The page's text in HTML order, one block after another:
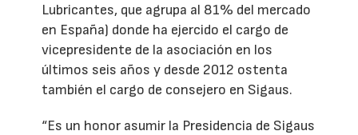
Lubricantes, que agrupa al 81% del mercado
en España) donde ha ejercido el cargo de
vicepresidente de la asociación en los
últimos seis años y desde 2012 ostenta
también el cargo de consejero en Sigaus.
“Es un honor asumir la Presidencia de Sigaus